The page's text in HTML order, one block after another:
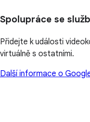
Spolupráce se
Přidejte k události
virtuálně s ostatními.
Další informace o